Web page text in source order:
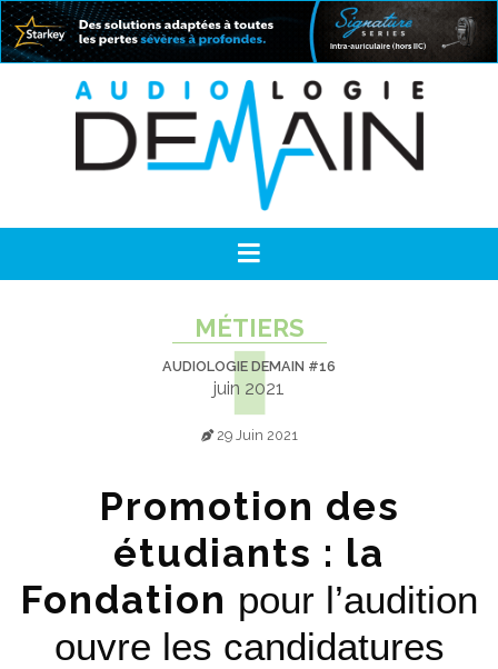
MÉTIERS
AUDIOLOGIE DEMAIN #16
juin 2021
29 Juin 2021
Promotion des
étudiants : la
Fondation pour l’audition
ouvre les candidatures